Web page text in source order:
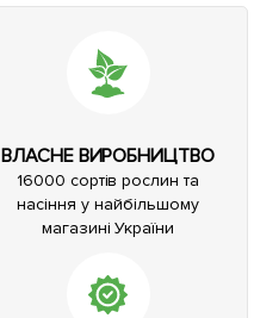
ВЛАСНЕ ВИРОБНИЦТВО
16000 сортів рослин та
насіння у найбільшому
магазині України